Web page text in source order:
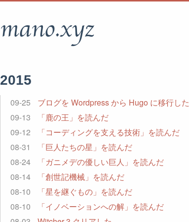
mano.xyz
2015
09-25
ブログを Wordpress から Hugo に移行した
09-13
「鹿の王」を読んだ
09-12
「コーディングを支える技術」を読んだ
08-31
「巨人たちの星」を読んだ
08-24
「ガニメデの優しい巨人」を読んだ
08-14
「創世記機械」を読んだ
08-10
「星を継ぐもの」を読んだ
08-10
「イノベーションへの解」を読んだ